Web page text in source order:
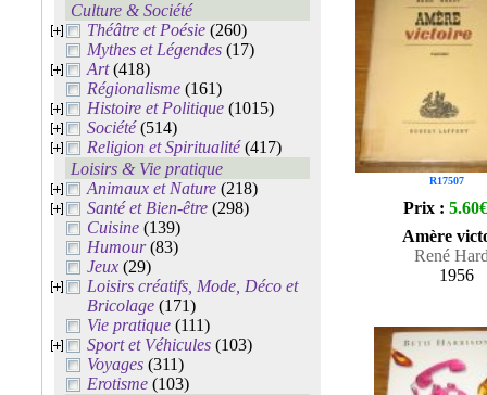
Culture & Société
Théâtre et Poésie (260)
Mythes et Légendes (17)
Art(418)
Régionalisme (161)
Histoire et Politique (1015)
Société(514)
Religion et Spiritualité(417)
Loisirs & Vie pratique
Animaux et Nature (218)
Santé et Bien-être (298)
Cuisine (139)
Humour(83)
Jeux (29)
Loisirs créatifs, Mode, Déco et
Bricolage (171)
Vie pratique (111)
Sport et Véhicules (103)
Voyages (311)
Erotisme (103)
R17507
Prix : 5.60€
Amère
René
1956